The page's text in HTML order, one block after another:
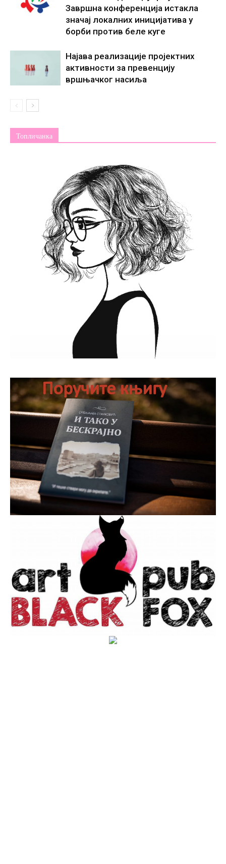
Завршна конференција истакла
значај локалних иницијатива у
борби против беле куге
Најава реализације пројектних
активности за превенцију
вршњачког насиља
Топличанка